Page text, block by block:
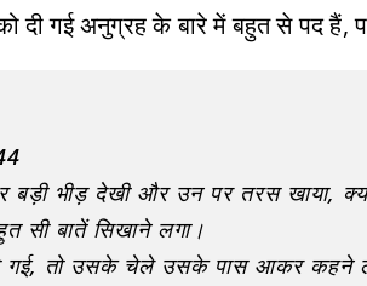
दी गई अनुग्रह के बारे में बहुत से पद हैं,
बड़ी भीड़ देखी और उन पर तरस खाया,
सी बातें सिखाने लगा।
गई, तो उसके चेले उसके पास आकर कहने